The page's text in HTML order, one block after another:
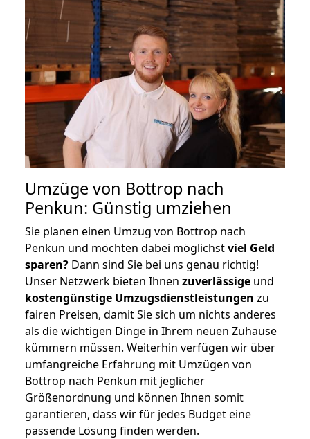
Umzüge von Bottrop nach
Penkun: Günstig umziehen
Sie planen einen Umzug von Bottrop nach
Penkun und möchten dabei möglichstviel Geld
sparen? Dann sind Sie bei uns genau richtig!
Unser Netzwerk bieten Ihnen zuverlässige und
kostengünstige Umzugsdienstleistungen zu
fairen Preisen, damit Sie sich um nichts anderes
als die wichtigen Dinge in Ihrem neuen Zuhause
kümmern müssen. Weiterhin verfügen wir über
umfangreiche Erfahrung mit Umzügen von
Bottrop nach Penkun mit jeglicher
Größenordnung und können Ihnen somit
garantieren, dass wir für jedes Budget eine
passende Lösung finden werden.